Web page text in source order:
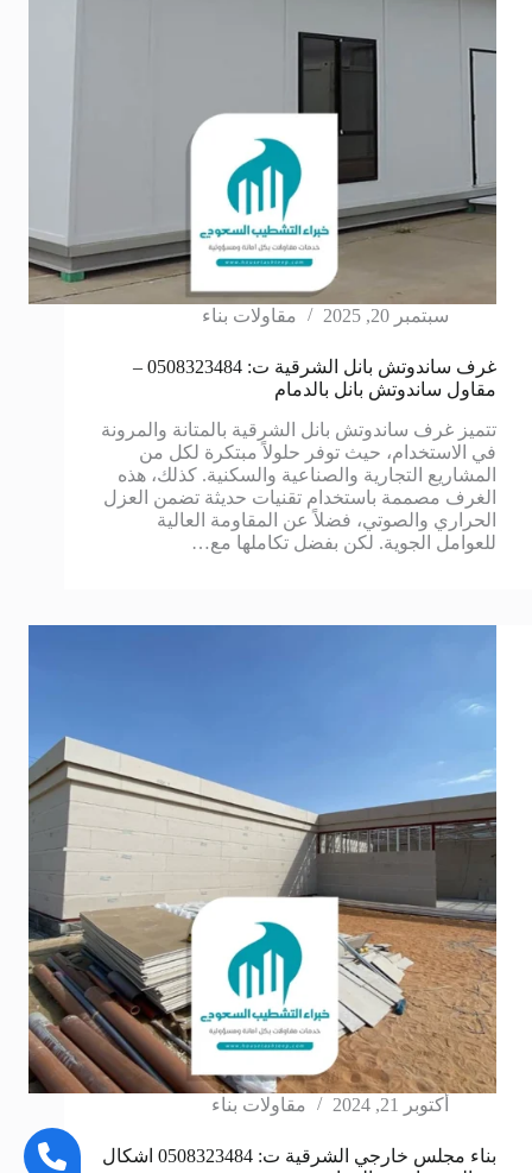
سبتمبر 20, 2025 مقاولات بناء
غرف ساندوتش بانل الشرقية ت: 0508323484 –
مقاول ساندوتش بانل بالدمام
تتميز غرف ساندوتش بانل الشرقية بالمتانة والمرونة
في الاستخدام، حيث توفر حلولاً مبتكرة لكل من
المشاريع التجارية والصناعية والسكنية. كذلك، هذه
الغرف مصممة باستخدام تقنيات حديثة تضمن العزل
الحراري والصوتي، فضلاً عن المقاومة العالية
للعوامل الجوية. لكن بفضل تكاملها مع…
أكتوبر 21, 2024 مقاولات بناء
بناء مجلس خارجي الشرقية ت: 0508323484 اشكال